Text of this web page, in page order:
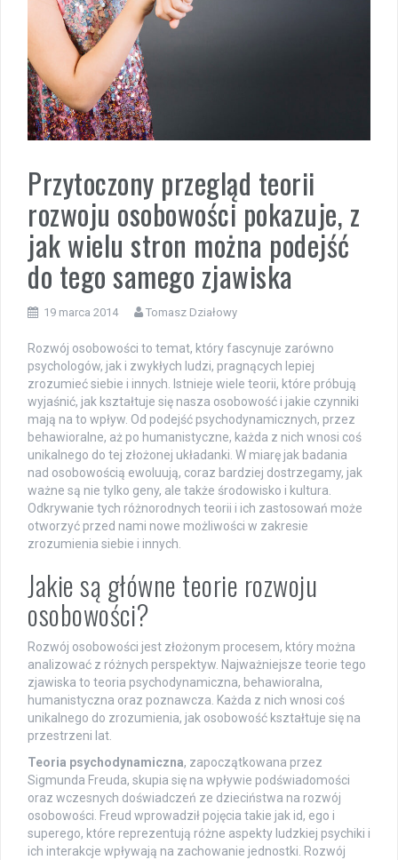
Przytoczony przegląd teorii
rozwoju osobowości pokazuje, z
jak wielu stron można podejść
do tego samego zjawiska
19 marca 2014 Tomasz Działowy
Rozwój osobowości to temat, który fascynuje zarówno
psychologów, jak i zwykłych ludzi, pragnących lepiej
zrozumieć siebie i innych. Istnieje wiele teorii, które próbują
wyjaśnić, jak kształtuje się nasza osobowość i jakie czynniki
mają na to wpływ. Od podejść psychodynamicznych, przez
behawioralne, aż po humanistyczne, każda z nich wnosi coś
unikalnego do tej złożonej układanki. W miarę jak badania
nad osobowością ewoluują, coraz bardziej dostrzegamy, jak
ważne są nie tylko geny, ale także środowisko i kultura.
Odkrywanie tych różnorodnych teorii i ich zastosowań może
otworzyć przed nami nowe możliwości w zakresie
zrozumienia siebie i innych.
Jakie są główne teorie rozwoju
osobowości?
Rozwój osobowości jest złożonym procesem, który można
analizować z różnych perspektyw. Najważniejsze teorie tego
zjawiska to teoria psychodynamiczna, behawioralna,
humanistyczna oraz poznawcza. Każda z nich wnosi coś
unikalnego do zrozumienia, jak osobowość kształtuje się na
przestrzeni lat.
Teoria psychodynamiczna, zapoczątkowana przez
Sigmunda Freuda, skupia się na wpływie podświadomości
oraz wczesnych doświadczeń ze dzieciństwa na rozwój
osobowości. Freud wprowadził pojęcia takie jak id, ego i
superego, które reprezentują różne aspekty ludzkiej psychiki i
ich interakcje wpływają na zachowanie jednostki. Rozwój